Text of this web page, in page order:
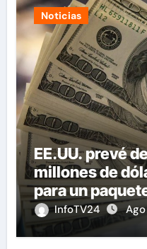
Noticias
EE.UU. prevé
millones de
para un
InfoTV24